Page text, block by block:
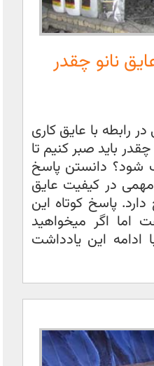
نانو چقدر
رابطه با عایق کاری
باید صبر کنیم تا
شود؟ دانستن پاسخ
در کیفیت عایق
پاسخ کوتاه این
72 ساعت اما اگر میخواهید
ادامه این یادداشت